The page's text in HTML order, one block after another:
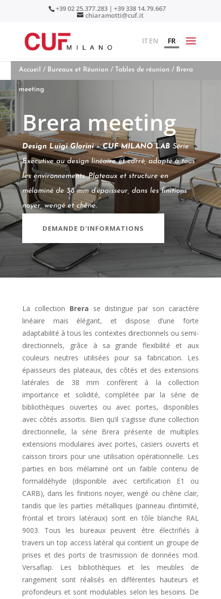
+39 02 25.377.283 | +39 338 14.79.667
chiaramotti@cuf.it
ITEN FR
Accueil / Bureaux et Réunion / Tables de réunion / Brera
meeting
Brera meeting
Design Luigi Glorini – CUF MILANO LAB Série
Executive au design linéaire et carré, adapté à tous
les environnements. Plateaux et structure en
mélaminé de 38 mm d’épaisseur, dans les finitions
noyer, wengé et chêne.
DEMANDE D'INFORMATIONS
La collection Brera se distingue par son caractère
linéaire mais élégant, et dispose d’une forte
adaptabilité à tous les contextes directionnels ou semi-
directionnels, grâce à sa grande flexibilité et aux
couleurs neutres utilisées pour sa fabrication. Les
épaisseurs des plateaux, des côtés et des extensions
latérales de 38 mm confèrent à la collection
importance et solidité, complétée par la série de
bibliothèques ouvertes ou avec portes, disponibles
avec côtés assortis. Bien qu’il s’agisse d’une collection
directionnelle, la série Brera présente de multiples
extensions modulaires avec portes, casiers ouverts et
caisson tiroirs pour une utilisation opérationnelle. Les
parties en bois mélaminé ont un faible contenu de
formaldéhyde (disponible avec certification E1 ou
CARB), dans les finitions noyer, wengé ou chêne clair,
tandis que les parties métalliques (panneau d’intimité,
frontal et tiroirs latéraux) sont en tôle blanche RAL
9003. Tous les bureaux peuvent être électrifiés à
travers un top access latéral qui contient un groupe de
prises et des ports de trasmission de données mod.
Versaflap. Les bibliothèques et les meubles de
rangement sont réalisés en différentes hauteurs et
profondeurs et sont modulables selon les besoins. De